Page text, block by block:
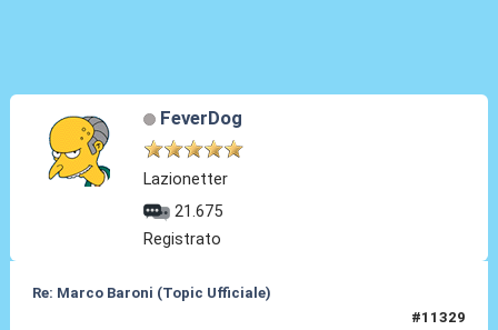
FeverDog
Lazionetter
21.675
Registrato
Re: Marco Baroni (Topic Ufficiale)
#11329